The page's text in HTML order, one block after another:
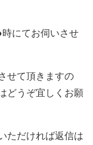
にてお伺いさせ
せて頂きますの
どうぞ宜しくお願
ただければ返信は